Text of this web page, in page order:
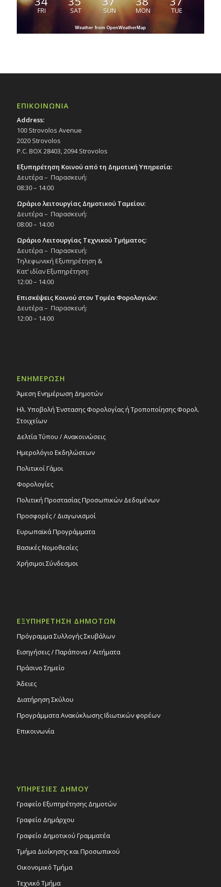
FRI SAT SUN MON TUE
Weather from OpenWeatherMap
ΕΠΙΚΟΙΝΩΝΙΑ
Address:
100 Strovolos Avenue
2020 Strovolos
P.C. BOX 28403, 2094 Strovolos
Εξυπηρέτηση Κοινού από τη Δημοτική Υπηρεσία:
Δευτέρα – Παρασκευή:
08:30 – 14:00
Ωράριο λειτουργίας Δημοτικού Ταμείου:
Δευτέρα – Παρασκευή:
08:00 – 14:00
Ωράριο Λειτουργίας Τεχνικού Τμήματος:
Δευτέρα – Παρασκευή:
Τηλεφωνική Εξυπηρέτηση &
Κατ’ ιδίαν Εξυπηρέτηση:
12:00 – 14:00
Επισκέψεις Κοινού στον Τομέα Φορολογιών:
Δευτέρα – Παρασκευή:
12:00 – 14:00
ΕΝΗΜΕΡΩΣΗ
Άμεση Ενημέρωση Δημοτών
Ηλ. Υποβολή Ένστασης Φορολογίας ή Τροποποίησης Φορολ.
Στοιχείων
Δελτία Τύπου / Ανακοινώσεις
Ημερολόγιο Εκδηλώσεων
Πολιτικοί Γάμοι
Φορολογίες
Πολιτική Προστασίας Προσωπικών Δεδομένων
Προσφορές / Διαγωνισμοί
Ευρωπαϊκά Προγράμματα
Βασικές Νομοθεσίες
Χρήσιμοι Σύνδεσμοι
ΕΞΥΠΗΡΕΤΗΣΗ ΔΗΜΟΤΩΝ
Πρόγραμμα Συλλογής Σκυβάλων
Εισηγήσεις / Παράπονα / Αιτήματα
Πράσινο Σημείο
Άδειες
Διατήρηση Σκύλου
Προγράμματα Ανακύκλωσης Ιδιωτικών φορέων
Επικοινωνία
ΥΠΗΡΕΣΙΕΣ ΔΗΜΟΥ
Γραφείο Εξυπηρέτησης Δημοτών
Γραφείο Δημάρχου
Γραφείο Δημοτικού Γραμματέα
Τμήμα Διοίκησης και Προσωπικού
Οικονομικό Τμήμα
Τεχνικό Τμήμα